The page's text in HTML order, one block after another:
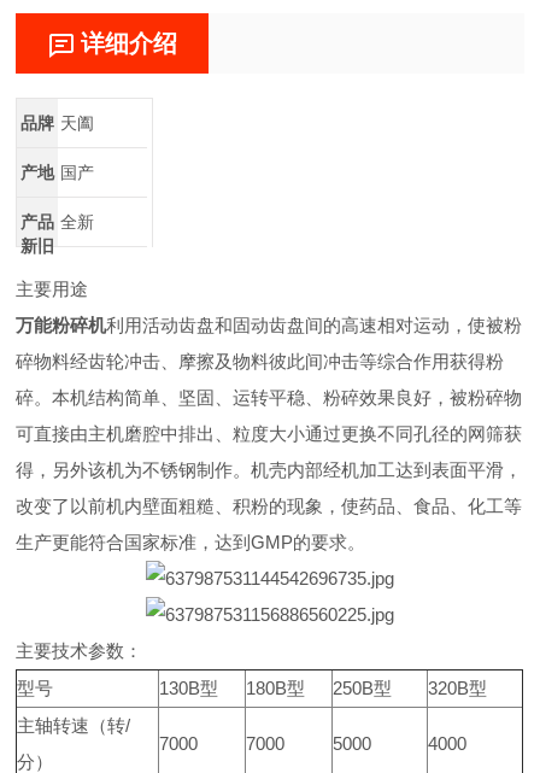
详细介绍
品牌 天阖
产地 国产
产品
新旧
全新
主要用途
万能粉碎机利用活动齿盘和固动齿盘间的高速相对运动，使被粉
碎物料经齿轮冲击、摩擦及物料彼此间冲击等综合作用获得粉
碎。本机结构简单、坚固、运转平稳、粉碎效果良好，被粉碎物
可直接由主机磨腔中排出、粒度大小通过更换不同孔径的网筛获
得，另外该机为不锈钢制作。机壳内部经机加工达到表面平滑，
改变了以前机内壁面粗糙、积粉的现象，使药品、食品、化工等
生产更能符合国家标准，达到GMP的要求。
主要技术参数：
型号
130B型 180B型 250B型
320B型
主轴转速（转/
分）
7000 7000 5000 4000